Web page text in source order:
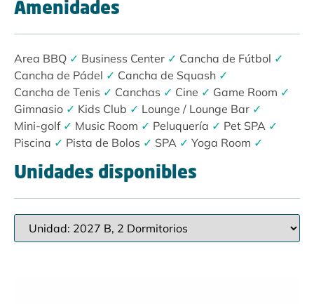
Amenidades
Area BBQ ✓ Business Center ✓ Cancha de Fútbol ✓
Cancha de Pádel ✓ Cancha de Squash ✓
Cancha de Tenis ✓ Canchas ✓ Cine ✓ Game Room ✓
Gimnasio ✓ Kids Club ✓ Lounge / Lounge Bar ✓
Mini-golf✓ Music Room ✓ Peluquería ✓ Pet SPA ✓
Piscina ✓ Pista de Bolos ✓ SPA ✓ Yoga Room ✓
Unidades disponibles